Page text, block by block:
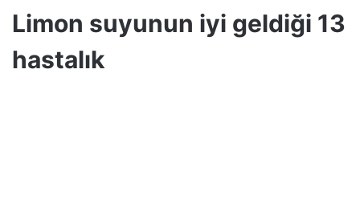
Limon suyunun iyi geldiği 13
hastalık